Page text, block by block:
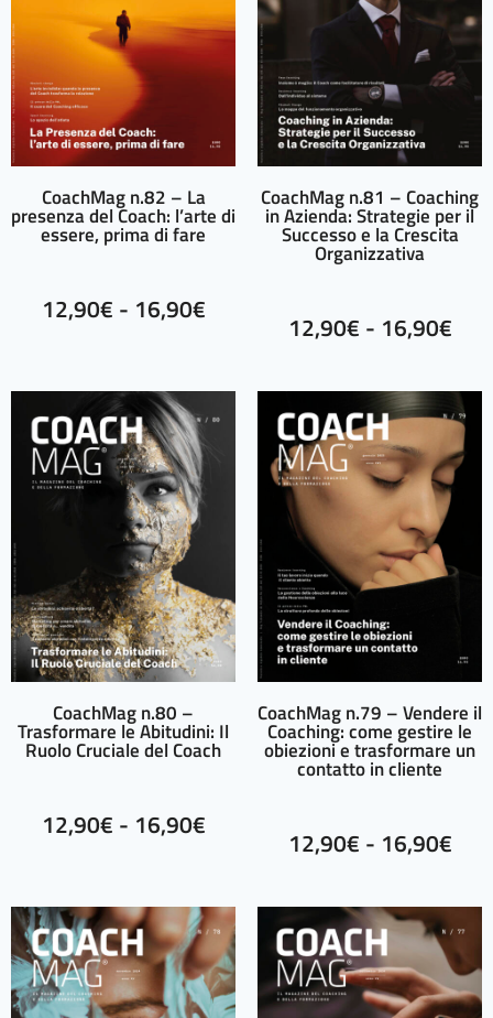
CoachMag n.82 – La
presenza del Coach: l’arte di
essere, prima di fare
12,90€ - 16,90€
CoachMag n.81 – Coaching
in Azienda: Strategie per il
Successo e la Crescita
Organizzativa
12,90€ - 16,90€
CoachMag n.80 –
Trasformare le Abitudini: Il
Ruolo Cruciale del Coach
12,90€ - 16,90€
CoachMag n.79 – Vendere il
Coaching: come gestire le
obiezioni e trasformare un
contatto in cliente
12,90€ - 16,90€